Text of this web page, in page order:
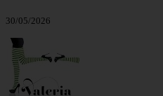
30/05/2026